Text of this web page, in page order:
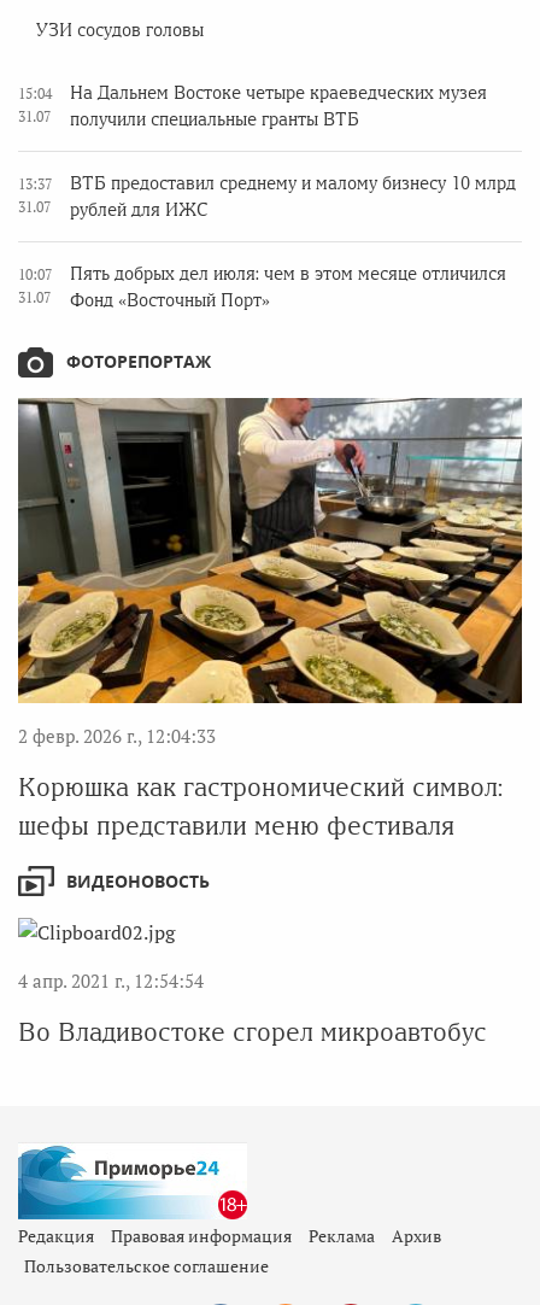
УЗИ сосудов головы
15:04
31.07
На Дальнем Востоке четыре краеведческих музея
получили специальные гранты ВТБ
13:37
31.07
ВТБ предоставил среднему и малому бизнесу 10 млрд
рублей для ИЖС
10:07
31.07
Пять добрых дел июля: чем в этом месяце отличился
Фонд «Восточный Порт»
ФОТОРЕПОРТАЖ
2 февр. 2026 г., 12:04:33
Корюшка как гастрономический символ:
шефы представили меню фестиваля
ВИДЕОНОВОСТЬ
4 апр. 2021 г., 12:54:54
Во Владивостоке сгорел микроавтобус
Редакция Правовая информация Реклама
Архив
Пользовательское соглашение